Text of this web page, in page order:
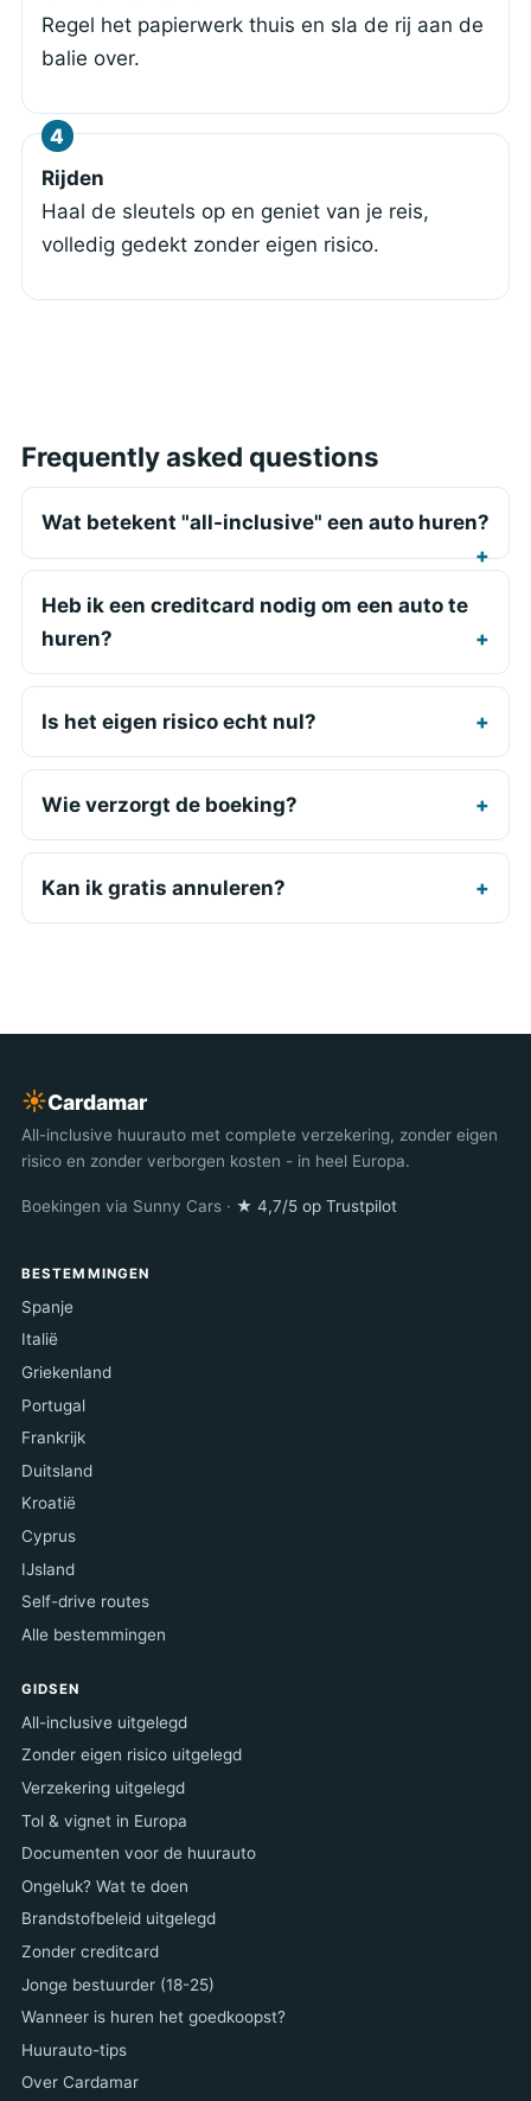
Regel het papierwerk thuis en sla de rij aan de
balie over.
Rijden
Haal de sleutels op en geniet van je reis,
volledig gedekt zonder eigen risico.
Frequently asked questions
Wat betekent "all-inclusive" een auto huren?
Heb ik een creditcard nodig om een auto te
huren?
Is het eigen risico echt nul?
Wie verzorgt de boeking?
Kan ik gratis annuleren?
☀︎Cardamar
All-inclusive huurauto met complete verzekering, zonder eigen
risico en zonder verborgen kosten - in heel Europa.
Boekingen via Sunny Cars · ★ 4,7/5 op Trustpilot
BESTEMMINGEN
Spanje
Italië
Griekenland
Portugal
Frankrijk
Duitsland
Kroatië
Cyprus
IJsland
Self-drive routes
Alle bestemmingen
GIDSEN
All-inclusive uitgelegd
Zonder eigen risico uitgelegd
Verzekering uitgelegd
Tol & vignet in Europa
Documenten voor de huurauto
Ongeluk? Wat te doen
Brandstofbeleid uitgelegd
Zonder creditcard
Jonge bestuurder (18-25)
Wanneer is huren het goedkoopst?
Huurauto-tips
Over Cardamar